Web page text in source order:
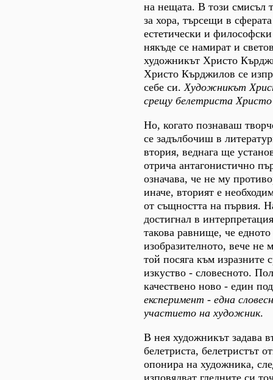
на нещата. В този смисъл
за хора, търсещи в
естетически и
някъде се намират и
художникът Христо
Христо Кърджилов се
себе си.Художникът
срещу белетриста
Но, когато познаваш
се задълбочиш в
втория, веднага ще
отрича антагонистично
означава, че не му
иначе, вторият е
от същността на първия.
достигнал в
такова равнище, че едното
изобразителното, вече не
той посяга към изразните
изкуство - словесното.
качествено ново - един
експеримент - една
участието на художник.
В нея художникът задава
белетриста, белетристът
опонира на художника,
изповядват гледните си